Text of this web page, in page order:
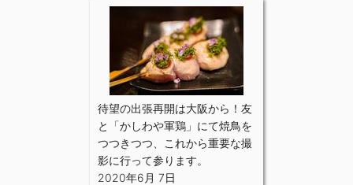
待望の出張再開は大阪から！友
と「かしわや軍鶏」にて焼鳥を
つつきつつ、これから重要な撮
影に行って参ります。
2020年6月 7日